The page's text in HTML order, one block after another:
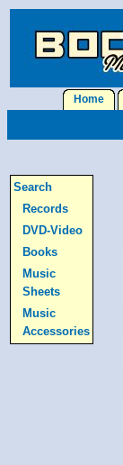
Home
Search
Records
DVD-Video
Books
Music
Sheets
Music
Accessories